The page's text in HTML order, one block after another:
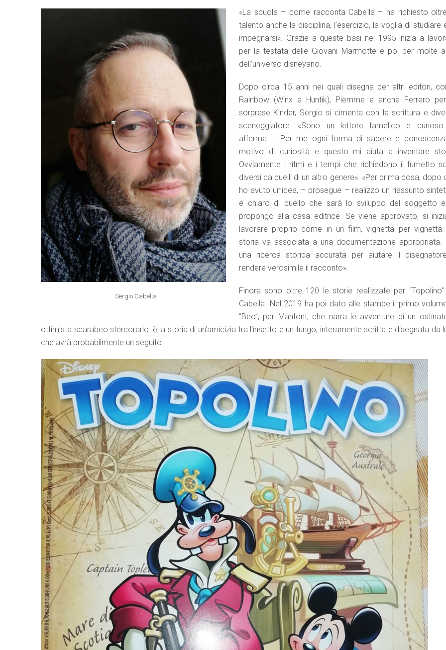
Sergio Cabella
«La scuola – come racconta Cabella – ha richiesto
talento anche la disciplina, l’esercizio, la voglia di studiare
impegnarsi». Grazie a queste basi nel 1995 inizia a
per la testata delle Giovani Marmotte e poi per molte
dell’universo disneyano.
Dopo circa 15 anni nei quali disegna per altri editori,
Rainbow (Winx e Huntik), Piemme e anche Ferrero
sorprese Kinder, Sergio si cimenta con la scrittura e
sceneggiatore. «Sono un lettore famelico e
afferma – Per me ogni forma di sapere e
motivo di curiosità e questo mi aiuta a inventare
Ovviamente i ritmi e i tempi che richiedono il fumetto
diversi da quelli di un altro genere». «Per prima cosa, dopo
ho avuto un’idea, – prosegue – realizzo un riassunto
e chiaro di quello che sarà lo sviluppo del soggetto
propongo alla casa editrice. Se viene approvato, si
lavorare proprio come in un film, vignetta per vignetta.
storia va associata a una documentazione appropriata.
una ricerca storica accurata per aiutare il
rendere verosimile il racconto».
Finora sono oltre 120 le storie realizzate per
Cabella. Nel 2019 ha poi dato alle stampe il primo
“Beo”, per Manfont, che narra le avventure di un
ottimista scarabeo stercorario: è la storia di un’amicizia tra l’insetto e un fungo, interamente scritta e disegnata da
che avrà probabilmente un seguito.